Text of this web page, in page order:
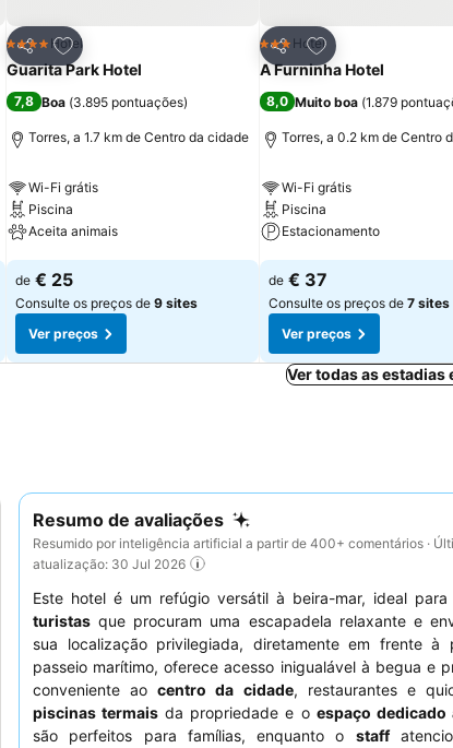
Partilhar
Adicionar aos favoritos
4 EstrelasHotel
Guarita Park Hotel
7,8 Boa (3.895 pontuações)
Torres, a 1.7 km de Centro da cidade
Wi-Fi grátis
Piscina
Aceita animais
Ver preços
de € 25
Consulte os preços de 9 sites
Ver preços
Partilhar
Adicionar aos
3 Estrelas
Hotel
A Furninha Hotel
8,0 Muito boa (1.879
Torres, a 0.2 km de Centro
Wi-Fi grátis
Piscina
Estacionamento
Ver preços
de € 37
Consulte os preços de 7 sites
Ver preços
Ver todas as estadias
Resumo de avaliações
Resumido por inteligência artificial a partir de 400+ comentários ·
atualização: 30 Jul 2026
Este hotel é um refúgio versátil à beira-mar, ideal para
turistas que procuram uma escapadela relaxante e
sua localização privilegiada, diretamente em frente à
passeio marítimo, oferece acesso inigualável à begua e
conveniente aocentro da cidade, restaurantes e
piscinas termais da propriedade e o espaço dedicado
são perfeitos para famílias, enquanto o staff